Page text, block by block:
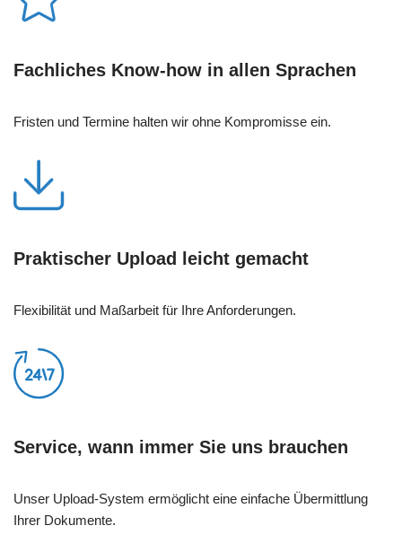
Fachliches Know-how in allen Sprachen
Fristen und Termine halten wir ohne Kompromisse ein.
Praktischer Upload leicht gemacht
Flexibilität und Maßarbeit für Ihre Anforderungen.
Service, wann immer Sie uns brauchen
Unser Upload-System ermöglicht eine einfache Übermittlung
Ihrer Dokumente.